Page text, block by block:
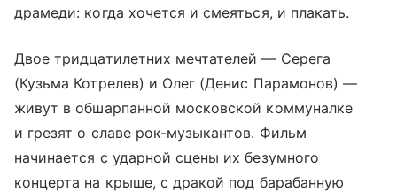
драмеди: когда хочется и смеяться, и плакать.
Двое тридцатилетних мечтателей — Серега
(Кузьма Котрелев) и Олег (Денис Парамонов) —
живут в обшарпанной московской коммуналке
и грезят о славе рок-музыкантов. Фильм
начинается с ударной сцены их безумного
концерта на крыше, с дракой под барабанную